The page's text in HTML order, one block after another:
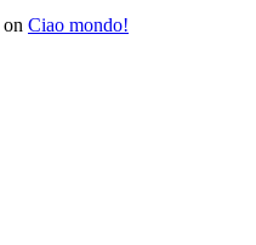
on Ciao mondo!